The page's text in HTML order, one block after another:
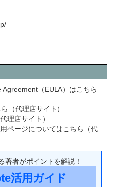
（EULA）はこちら
（代理店サイト）
理店サイト）
ページについてはこちら（代
著者がポイントを解説！
活用ガイド